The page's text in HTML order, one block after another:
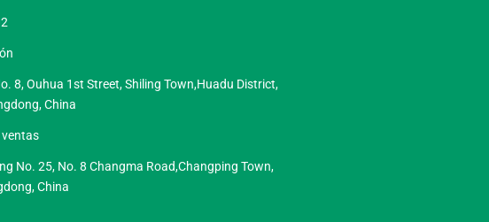
8, Ouhua 1st Street, Shiling Town,Huadu District,
China
ventas
No. 25, No. 8 Changma Road,Changping Town,
China